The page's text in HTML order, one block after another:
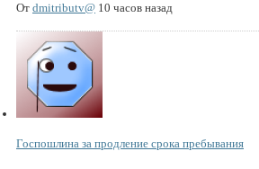
От dmitributv@ 10 часов назад
Госпошлина за продление срока пребывания